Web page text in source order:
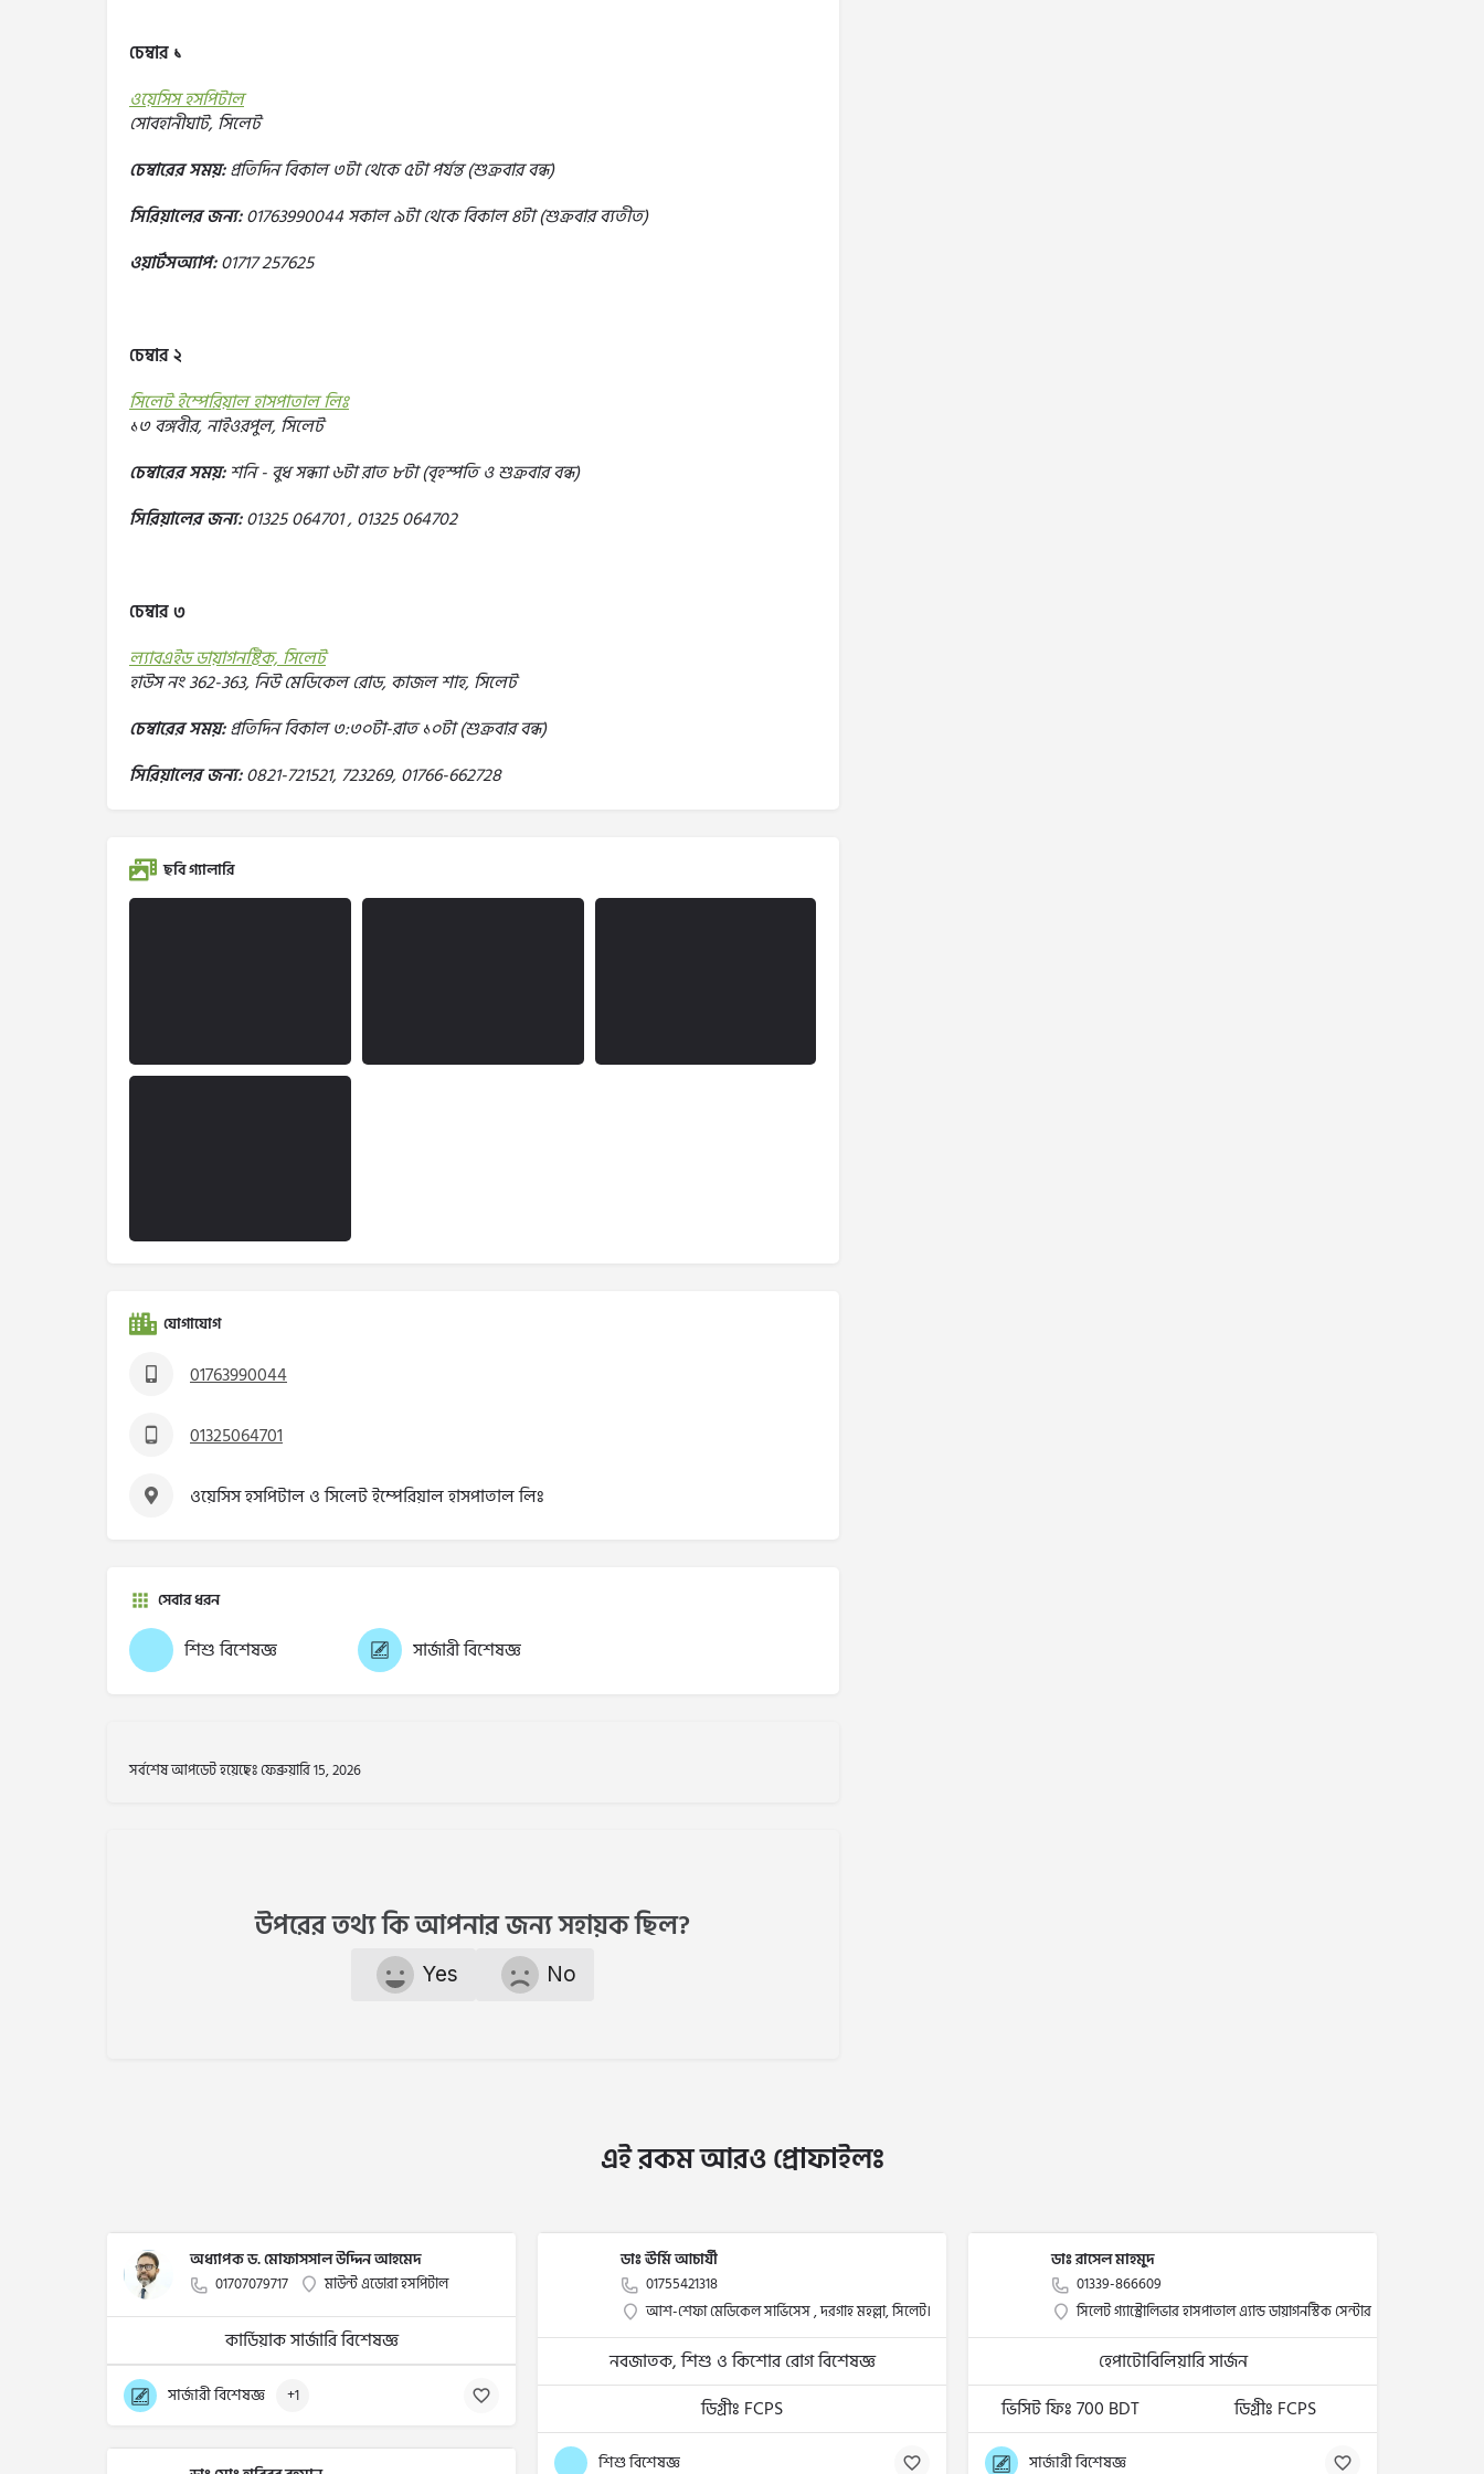
চেম্বার ১
ওয়েসিস হসপিটাল
সোবহানীঘাট, সিলেট
চেম্বারের সময়:প্রতিদিন বিকাল ৩টা থেকে ৫টা পর্যন্ত (শুক্রবার বন্ধ)
সিরিয়ালের জন্য:01763990044 সকাল ৯টা থেকে বিকাল ৪টা (শুক্রবার ব্যতীত)
ওয়ার্টসঅ্যাপ:01717 257625
চেম্বার ২
সিলেট ইম্পেরিয়াল হাসপাতাল লিঃ
১৩ বঙ্গবীর, নাইওরপুল, সিলেট
চেম্বারের সময়:শনি - বুধ সন্ধ্যা ৬টা রাত ৮টা (বৃহস্পতি ও শুক্রবার বন্ধ)
সিরিয়ালের জন্য:01325 064701 , 01325 064702
চেম্বার ৩
ল্যাবএইড ডায়াগনষ্টিক, সিলেট
হাউস নং 362-363, নিউ মেডিকেল রোড, কাজল শাহ, সিলেট
চেম্বারের সময়:প্রতিদিন বিকাল ৩:৩০টা-রাত ১০টা (শুক্রবার বন্ধ)
সিরিয়ালের জন্য:0821-721521, 723269, 01766-662728
ছবি গ্যালারি
যোগাযোগ
01763990044
01325064701
ওয়েসিস হসপিটাল ও সিলেট ইম্পেরিয়াল হাসপাতাল লিঃ
সেবার ধরন
শিশু বিশেষজ্ঞ সার্জারী বিশেষজ্ঞ
সর্বশেষ আপডেট হয়েছেঃ ফেব্রুয়ারি 15, 2026
উপরের তথ্য কি আপনার জন্য সহায়ক ছিল?
Yes No
এই রকম আরও প্রোফাইলঃ
অধ্যাপক ড. মোফাসসাল উদ্দিন আহমেদ
01707079717 মাউন্ট এডোরা হসপিটাল
কার্ডিয়াক সার্জারি বিশেষজ্ঞ
সার্জারী বিশেষজ্ঞ +1
ডাঃ ঊর্মি আচার্যী
01755421318
আশ-শেফা মেডিকেল সার্ভিসেস , দরগাহ মহল্লা, সিলেট।
নবজাতক, শিশু ও কিশোর রোগ বিশেষজ্ঞ
ডিগ্রীঃ FCPS
শিশু বিশেষজ্ঞ
ডাঃ রাসেল মাহমুদ
01339-866609
সিলেট গ্যাস্ট্রোলিভার হাসপাতাল এ্যান্ড ডায়াগনস্টিক সেন্টার
হেপাটোবিলিয়ারি সার্জন
ভিসিট ফিঃ 700 BDT
ডিগ্রীঃ FCPS
সার্জারী বিশেষজ্ঞ